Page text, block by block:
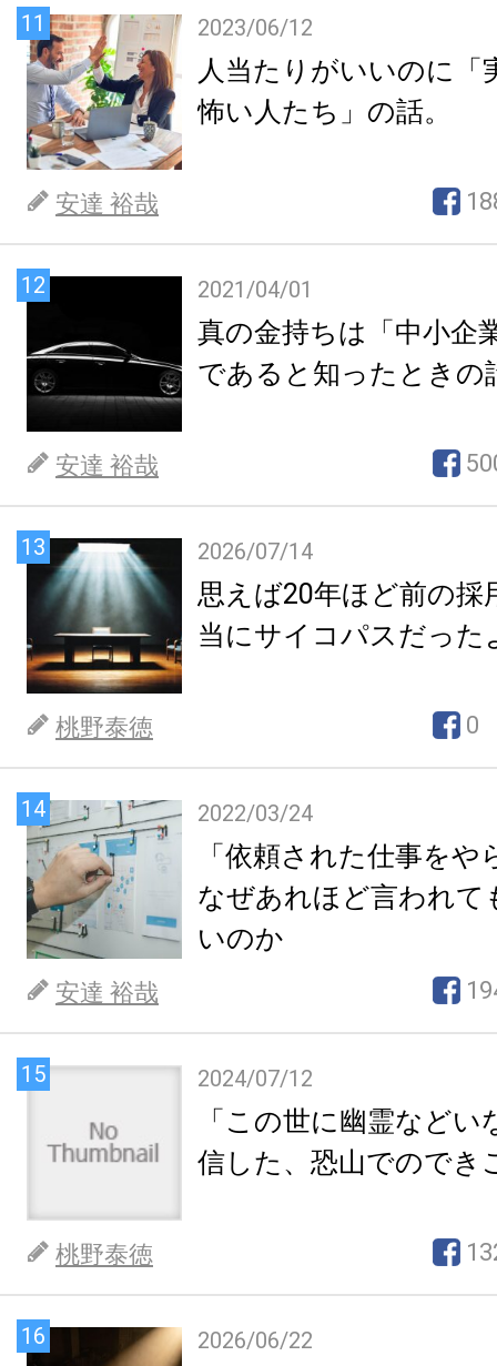
11 2023/06/12
人当たりがいいのに「
怖い人たち」の話。
安達 裕哉
12 2021/04/01
真の金持ちは「中小企
であると知ったときの
安達 裕哉
13 2026/07/14
思えば20年ほど前の採
当にサイコパスだった
桃野泰徳 0
14 2022/03/24
「依頼された仕事を
なぜあれほど言われて
いのか
安達 裕哉
15 2024/07/12
「この世に幽霊など
信した、恐山でのでき
桃野泰徳
16 2026/06/22